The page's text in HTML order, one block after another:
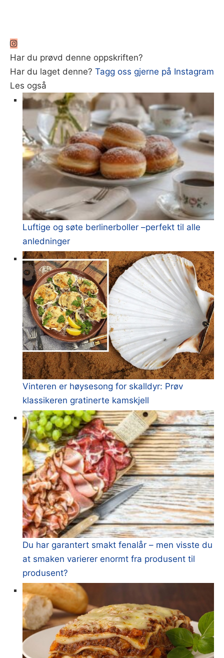
Har du prøvd denne oppskriften?
Har du laget denne? Tagg oss gjerne på Instagram
Les også
Luftige og søte berlinerboller –perfekt til alle
anledninger
Vinteren er høysesong for skalldyr: Prøv
klassikeren gratinerte kamskjell
Du har garantert smakt fenalår – men visste du
at smaken varierer enormt fra produsent til
produsent?